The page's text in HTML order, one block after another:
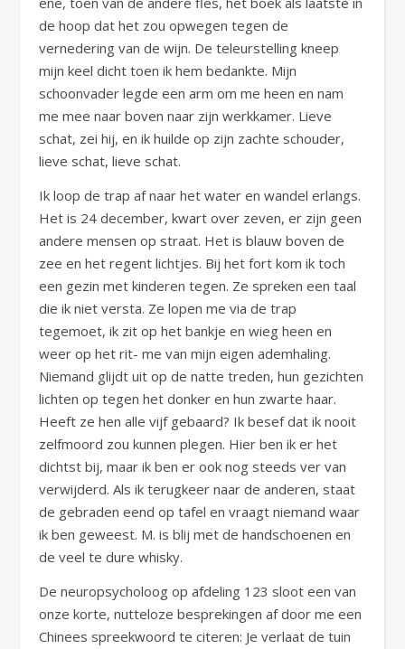
de hoop dat het zou opwegen tegen de
vernedering van de wijn. De teleurstelling kneep
mijn keel dicht toen ik hem bedankte. Mijn
schoonvader legde een arm om me heen en nam
me mee naar boven naar zijn werkkamer. Lieve
schat, zei hij, en ik huilde op zijn zachte schouder,
lieve schat, lieve schat.
Ik loop de trap af naar het water en wandel erlangs.
Het is 24 december, kwart over zeven, er zijn geen
andere mensen op straat. Het is blauw boven de
zee en het regent lichtjes. Bij het fort kom ik toch
een gezin met kinderen tegen. Ze spreken een taal
die ik niet versta. Ze lopen me via de trap
tegemoet, ik zit op het bankje en wieg heen en
weer op het rit- me van mijn eigen ademhaling.
Niemand glijdt uit op de natte treden, hun gezichten
lichten op tegen het donker en hun zwarte haar.
Heeft ze hen alle vijf gebaard? Ik besef dat ik nooit
zelfmoord zou kunnen plegen. Hier ben ik er het
dichtst bij, maar ik ben er ook nog steeds ver van
verwijderd. Als ik terugkeer naar de anderen, staat
de gebraden eend op tafel en vraagt niemand waar
ik ben geweest. M. is blij met de handschoenen en
de veel te dure whisky.
De neuropsycholoog op afdeling 123 sloot een van
onze korte, nutteloze besprekingen af door me een
Chinees spreekwoord te citeren: Je verlaat de tuin